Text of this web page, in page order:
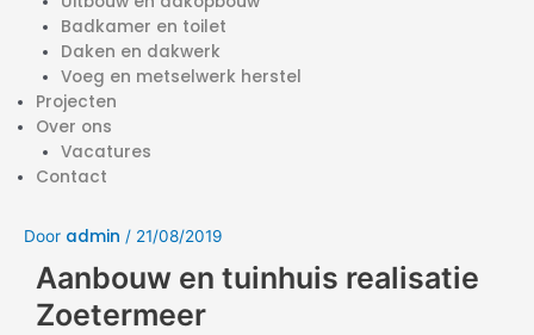
Badkamer en toilet
Daken en dakwerk
Voeg en metselwerk herstel
Projecten
Over ons
Vacatures
Contact
Door admin / 21/08/2019
Aanbouw en tuinhuis realisatie
Zoetermeer